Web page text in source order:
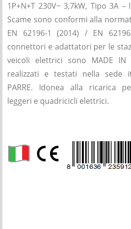
1P+N+T 230V~ 3,7kW, Tipo 3A
Scame sono conformi alla
EN 62196-1 (2014) / EN
connettori e adattatori per le
veicoli elettrici sono MADE IN
realizzati e testati nella sede
PARRE. Idonea alla ricarica
leggeri e quadricicli elettrici.